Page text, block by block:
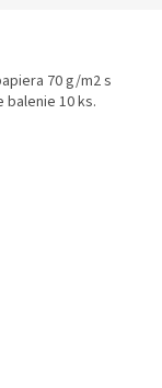
70 g/m2 s
10 ks.